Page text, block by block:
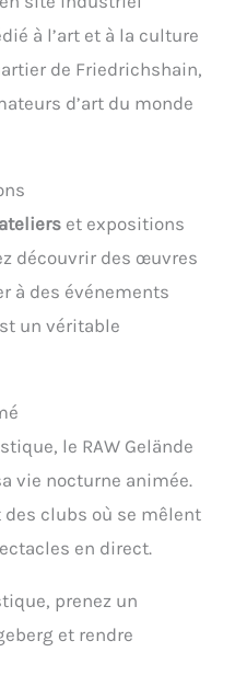
à l’art et à la culture
de Friedrichshain,
d’art du monde
et expositions
découvrir des œuvres
à des événements
un véritable
le RAW Gelände
vie nocturne animée.
des clubs où se mêlent
en direct.
prenez un
et rendre